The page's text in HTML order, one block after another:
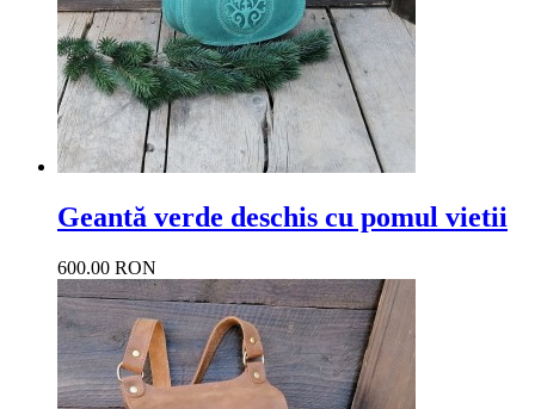
Geantă verde deschis cu pomul vietii
600.00 RON